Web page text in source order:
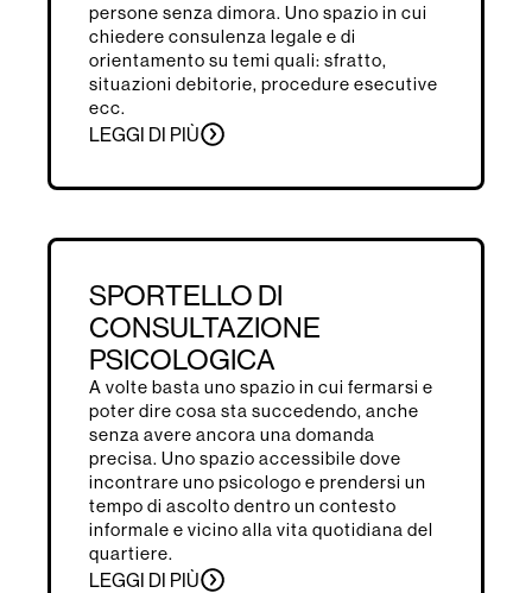
persone senza dimora. Uno spazio in cui
chiedere consulenza legale e di
orientamento su temi quali: sfratto,
situazioni debitorie, procedure esecutive
ecc.
LEGGI DI PIÙ
SPORTELLO DI
CONSULTAZIONE
PSICOLOGICA
A volte basta uno spazio in cui fermarsi e
poter dire cosa sta succedendo, anche
senza avere ancora una domanda
precisa. Uno spazio accessibile dove
incontrare uno psicologo e prendersi un
tempo di ascolto dentro un contesto
informale e vicino alla vita quotidiana del
quartiere.
LEGGI DI PIÙ